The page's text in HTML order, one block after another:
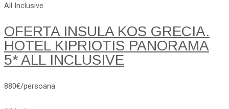
All Inclusive
OFERTA INSULA KOS GRECIA.
HOTEL KIPRIOTIS PANORAMA
5* ALL INCLUSIVE
880€/persoana